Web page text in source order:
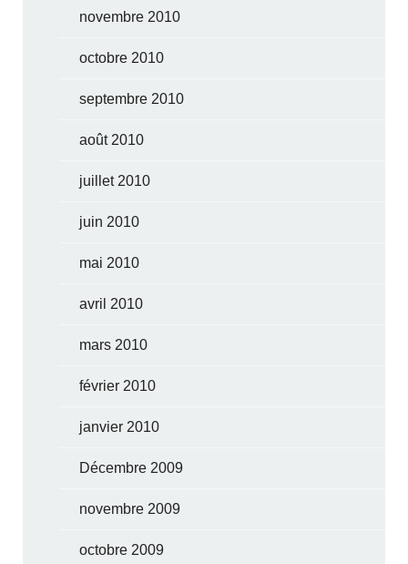
novembre 2010
octobre 2010
septembre 2010
août 2010
juillet 2010
juin 2010
mai 2010
avril 2010
mars 2010
février 2010
janvier 2010
Décembre 2009
novembre 2009
octobre 2009